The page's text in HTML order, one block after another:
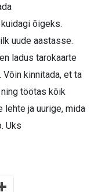
õigeks.
uude aastasse.
ladus tarokaarte
kinnitada, et ta
töötas kõik
lehte ja uurige, mida
Uks